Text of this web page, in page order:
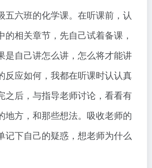
五六班的化学课。在听课前，认
的相关章节，先自己试着备课，
是自己讲怎么讲，怎么将才能讲
反应如何，我都在听课时认认真
之后，与指导老师讨论，看看有
地方，和那些想法。吸收老师的
记下自己的疑惑，想老师为什么